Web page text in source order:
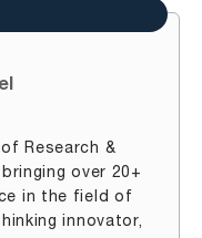
Research &
over 20+
in the field of
innovator,